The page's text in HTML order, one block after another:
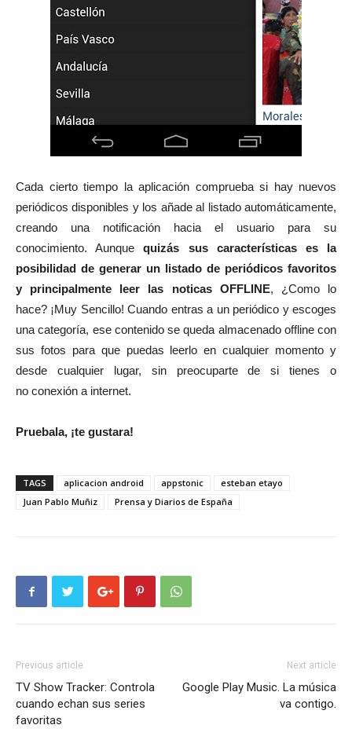
Cada cierto tiempo la aplicación comprueba si hay nuevos
periódicos disponibles y los añade al listado automáticamente,
creando una notificación hacia el usuario para su
conocimiento. Aunquequizás sus características es la
posibilidad de generar un listado de periódicos favoritos
y principalmente leer las noticas OFFLINE, ¿Como lo
hace? ¡Muy Sencillo! Cuando entras a un periódico y escoges
una categoría, ese contenido se queda almacenado offline con
sus fotos para que puedas leerlo en cualquier momento y
desde cualquier lugar, sin preocuparte de si tienes o
no conexión a internet.
Pruebala, ¡te gustara!
TAGS aplicacion android appstonic
esteban etayo
Juan Pablo Muñiz
Prensa y Diarios de España
Previous article
TV Show Tracker: Controla
cuando echan sus series
favoritas
Next article
Google Play Music. La música
va contigo.